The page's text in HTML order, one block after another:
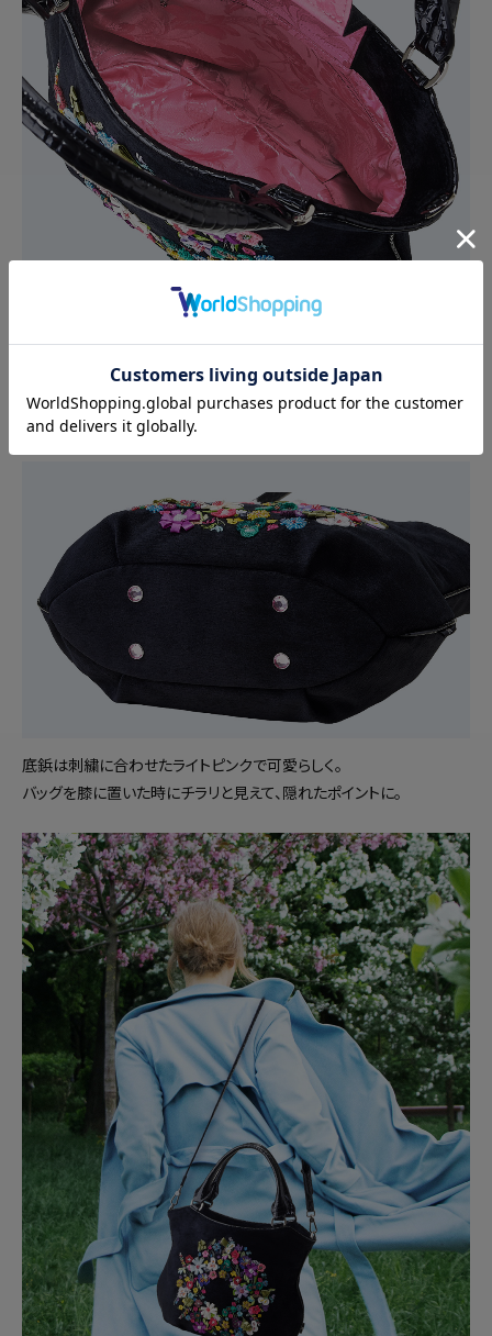
裏地はピンクの花柄ジャカード織生地。
えにくいので安心です。
内側にファスナーポケット1つ、オープンポケット2つが付いた、小物の
整理がしやすい仕様。
底鋲は刺繍に合わせたライトピンクで可愛らしく。
バッグを膝に置いた時にチラリと見えて、隠れたポイントに。